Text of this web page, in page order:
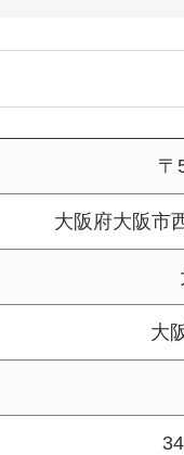
〒
大阪府大阪市
大